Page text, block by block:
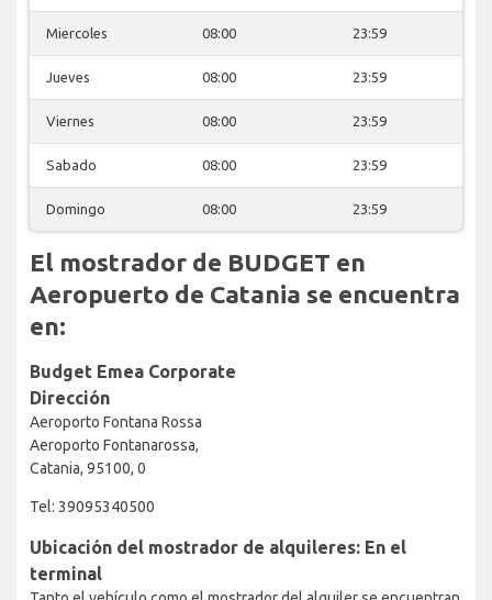
Miercoles 08:00 23:59
Jueves 08:00 23:59
Viernes 08:00 23:59
Sabado 08:00 23:59
Domingo 08:00 23:59
El mostrador de BUDGET en
Aeropuerto de Catania se encuentra
en:
Budget Emea Corporate
Dirección
Aeroporto Fontana Rossa
Aeroporto Fontanarossa,
Catania, 95100, 0
Tel: 39095340500
Ubicación del mostrador de alquileres: En el
terminal